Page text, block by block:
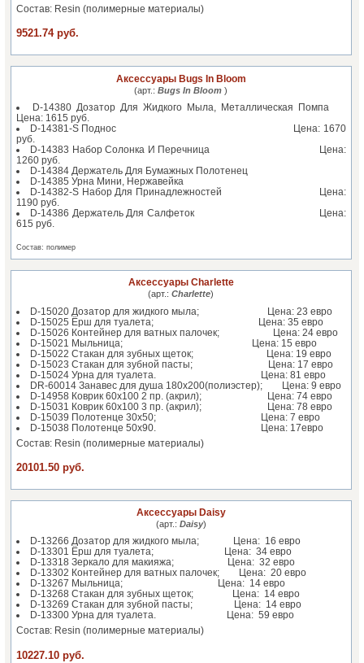
Состав: Resin (полимерные материалы)
9521.74 руб.
Аксессуары Bugs In Bloom
(арт.:Bugs In Bloom)
D-14380 Дозатор Для Жидкого Мыла, Металлическая Помпа
Цена: 1615 руб.
D-14381-S Поднос Цена: 1670
руб.
D-14383 Набор Солонка И Перечница Цена:
1260 руб.
D-14384 Держатель Для Бумажных Полотенец
D-14385 Урна Мини, Нержавейка
D-14382-S Набор Для Принадлежностей Цена:
1190 руб.
D-14386 Держатель Для Салфеток Цена:
615 руб.
Состав: полимер
Аксессуары Charlette
(арт.:Charlette)
D-15020 Дозатор для жидкого мыла; Цена: 23 евро
D-15025 Ёрш для туалета; Цена: 35 евро
D-15026 Контейнер для ватных палочек; Цена: 24 евро
D-15021 Мыльница; Цена: 15 евро
D-15022 Стакан для зубных щеток; Цена: 19 евро
D-15023 Стакан для зубной пасты; Цена: 17 евро
D-15024 Урна для туалета. Цена: 81 евро
DR-60014 Занавес для душа 180х200(полиэстер); Цена: 9 евро
D-14958 Коврик 60х100 2 пр. (акрил); Цена: 74 евро
D-15031 Коврик 60х100 3 пр. (акрил); Цена: 78 евро
D-15039 Полотенце 30х50; Цена: 7 евро
D-15038 Полотенце 50х90. Цена: 17евро
Состав: Resin (полимерные материалы)
20101.50 руб.
Аксессуары Daisy
(арт.: Daisy)
D-13266 Дозатор для жидкого мыла; Цена: 16 евро
D-13301 Ёрш для туалета; Цена: 34 евро
D-13318 Зеркало для макияжа; Цена: 32 евро
D-13302 Контейнер для ватных палочек; Цена: 20 евро
D-13267 Мыльница; Цена: 14 евро
D-13268 Стакан для зубных щеток; Цена: 14 евро
D-13269 Стакан для зубной пасты; Цена: 14 евро
D-13300 Урна для туалета. Цена: 59 евро
Состав: Resin (полимерные материалы)
10227.10 руб.